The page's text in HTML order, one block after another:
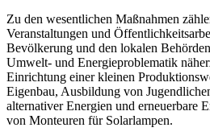
Zu den wesentlichen Maßnahmen
Veranstaltungen und
Bevölkerung und den lokalen
Umwelt- und Energieproblematik
Einrichtung einer kleinen
Eigenbau, Ausbildung von
alternativer Energien und erneuerbare
von Monteuren für Solarlampen.